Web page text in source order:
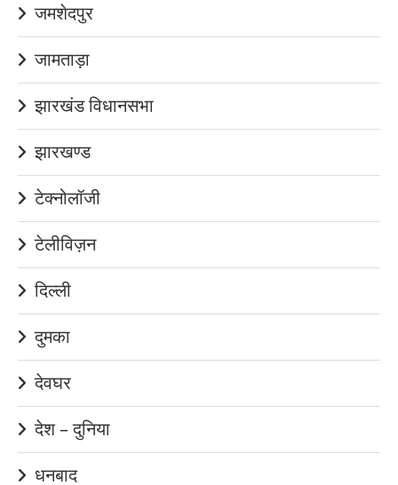
जमशेदपुर
जामताड़ा
झारखंड विधानसभा
झारखण्ड
टेक्नोलॉजी
टेलीविज़न
दिल्ली
दुमका
देवघर
देश – दुनिया
धनबाद